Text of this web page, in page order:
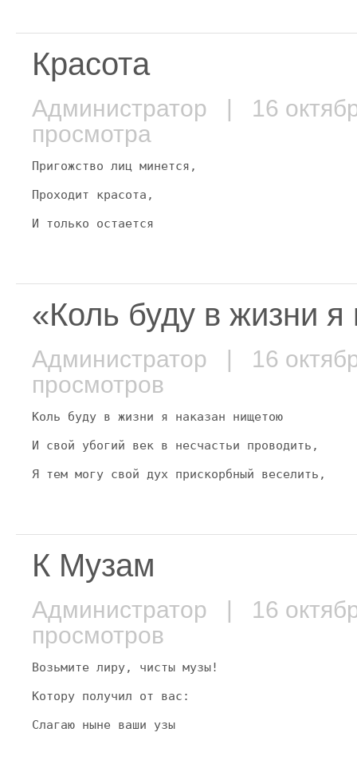
Красота
Администратор | 16
просмотра
Пригожство лиц минется,
Проходит красота,
И только остается
«Коль буду в жизни
Администратор | 16
просмотров
Коль буду в жизни я наказан нищетою
И свой убогий век в несчастьи проводить,
Я тем могу свой дух прискорбный веселить,
К Музам
Администратор | 16
просмотров
Возьмите лиру, чисты музы!
Котору получил от вас:
Слагаю ныне ваши узы